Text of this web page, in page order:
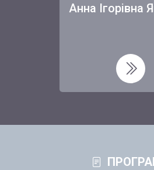
Анна Ігорівна